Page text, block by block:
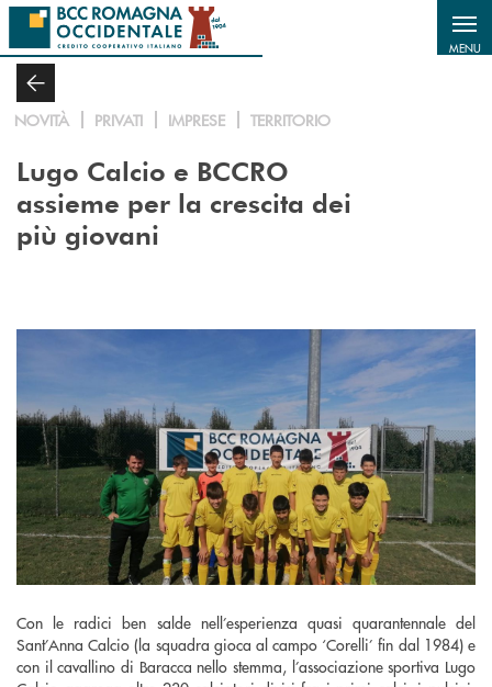
Salta al contenuto principale
MENU
NOVITÀ PRIVATI IMPRESE TERRITORIO
Lugo Calcio e BCCRO
assieme per la crescita dei
più giovani
Con le radici ben salde nell’esperienza quasi quarantennale del
Sant’Anna Calcio (la squadra gioca al campo ‘Corelli’ fin dal 1984) e
con il cavallino di Baracca nello stemma, l’associazione sportiva Lugo